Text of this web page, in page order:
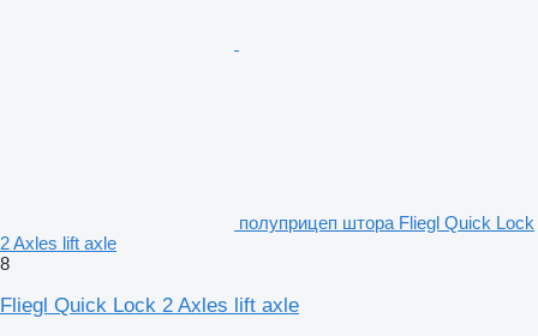
полуприцеп штора Fliegl Quick Lock
2 Axles lift axle
8
Fliegl Quick Lock 2 Axles lift axle